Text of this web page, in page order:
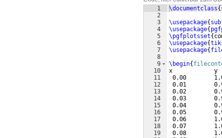
1
2
3
4
5
6
7
8
9
10
11
12
13
14
15
16
17
18
19
\documentclass{
\usepackage{
\usepackage{
\pgfplotsset{
\usepackage{
\usepackage{
\begin{
x            y
0.00
0.01
0.02
0.03
0.04
0.05
0.06
0.07
0.08